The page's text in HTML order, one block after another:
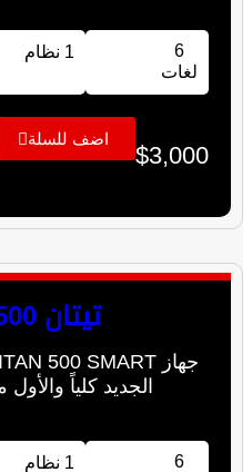
6
لغات
1 نظام
$3,000
اضف للسلة
تيتان 500 سمارت
الجديد كلياً
6 1 نظام